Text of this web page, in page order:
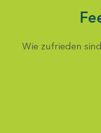
Wie zufrieden